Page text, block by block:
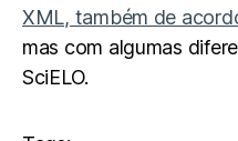
XML, também de
mas com algumas
SciELO.